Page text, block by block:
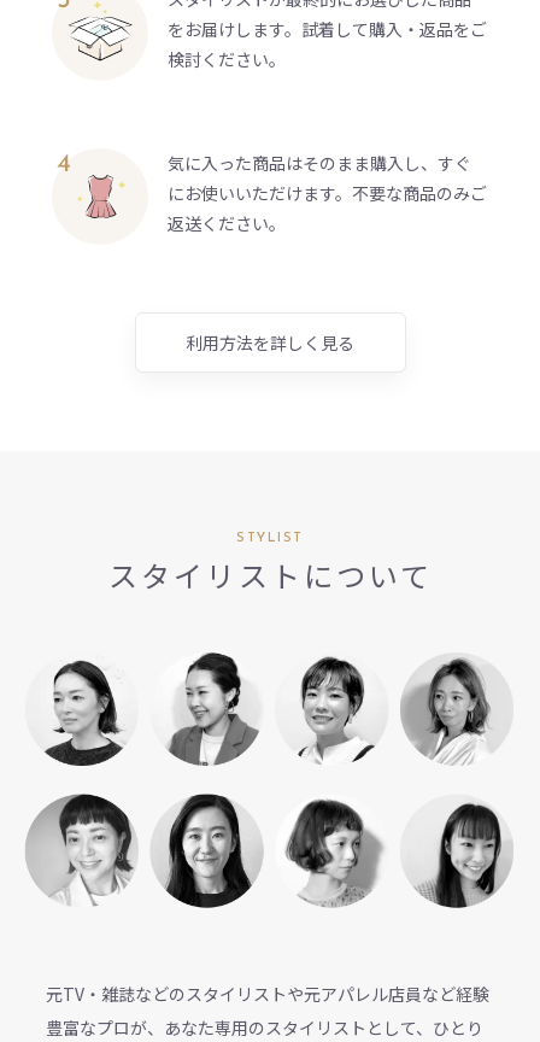
をお届けします。試着して購入・返品をご
検討ください。
気に入った商品はそのまま購入し、すぐ
にお使いいただけます。不要な商品のみご
返送ください。
利用方法を詳しく見る
STYLIST
スタイリストについて
元TV・雑誌などのスタイリストや元アパレル店員など経験
豊富なプロが、あなた専用のスタイリストとして、ひとり